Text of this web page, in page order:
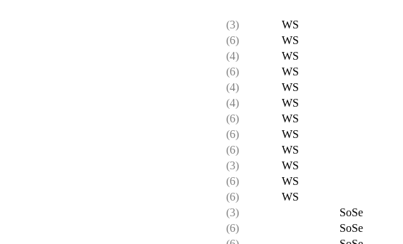
(3) WS
(6) WS
(4) WS
(6) WS
(4) WS
(4) WS
(6) WS
(6) WS
(6) WS
(3) WS
(6) WS
(6) WS
(3) SoSe
(6) SoSe